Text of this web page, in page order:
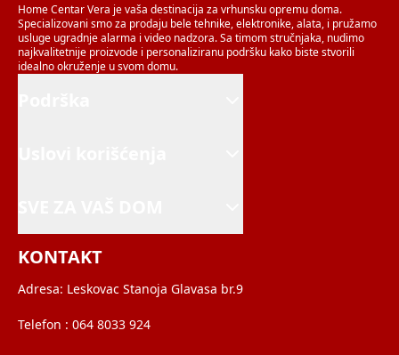
Home Centar Vera je vaša destinacija za vrhunsku opremu doma.
Specializovani smo za prodaju bele tehnike, elektronike, alata, i pružamo
usluge ugradnje alarma i video nadzora. Sa timom stručnjaka, nudimo
najkvalitetnije proizvode i personaliziranu podršku kako biste stvorili
idealno okruženje u svom domu.
KONTAKT
Adresa: Leskovac Stanoja Glavasa br.9
Telefon : 064 8033 924